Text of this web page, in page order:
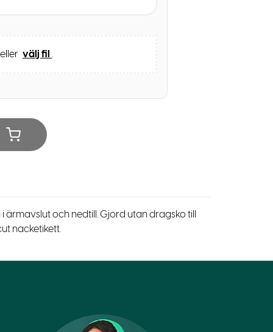
välj fil .
och nedtill. Gjord utan dragsko till
nacketikett.